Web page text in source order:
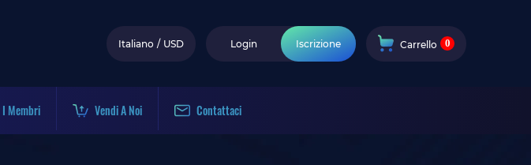
Italiano / USD Login Iscrizione Carrello 0
I Membri Vendi A Noi Contattaci